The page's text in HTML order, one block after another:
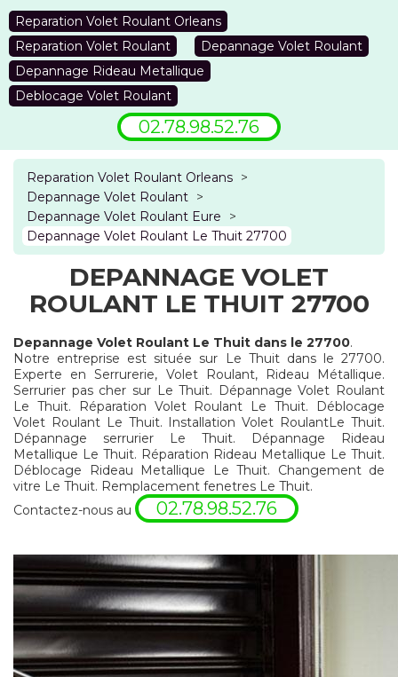
Reparation Volet Roulant Orleans
Reparation Volet Roulant
Depannage Volet Roulant
Depannage Rideau Metallique
Deblocage Volet Roulant
02.78.98.52.76
Reparation Volet Roulant Orleans >
Depannage Volet Roulant >
Depannage Volet Roulant Eure
>
Depannage Volet Roulant Le Thuit 27700
DEPANNAGE VOLET
ROULANT LE THUIT 27700
Depannage Volet Roulant Le Thuit dans le 27700.
Notre entreprise est située sur Le Thuit dans le 27700.
Experte en Serrurerie, Volet Roulant, Rideau Métallique.
Serrurier pas cher sur Le Thuit. Dépannage Volet Roulant
Le Thuit. Réparation Volet Roulant Le Thuit. Déblocage
Volet Roulant Le Thuit. Installation Volet RoulantLe Thuit.
Dépannage serrurier Le Thuit. Dépannage Rideau
Metallique Le Thuit. Réparation Rideau Metallique Le Thuit.
Déblocage Rideau Metallique Le Thuit. Changement de
vitre Le Thuit. Remplacement fenetres Le Thuit.
Contactez-nous au
02.78.98.52.76